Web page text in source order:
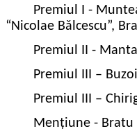
Premiul I -
“Nicolae Bǎlcescu”,
Premiul II -
Premiul III –
Premiul III –
Mențiune - Bratu